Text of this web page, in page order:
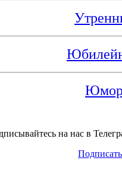
Юмор
на нас в